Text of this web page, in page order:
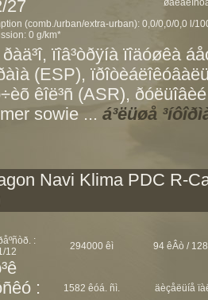
27
(comb./urban/extra-urban): 0,0/0,0/0,0 l/
0 g/km*
ïîâ³òðÿíà ïîäóøêà
(ESP),
êîë³ñ (ASR),
sowie ... á³ëüøå
Navi Klima PDC R-
:
12
294000 êì 94 êÂò /
:
1582 êóá. ñì. äèçåëüíå